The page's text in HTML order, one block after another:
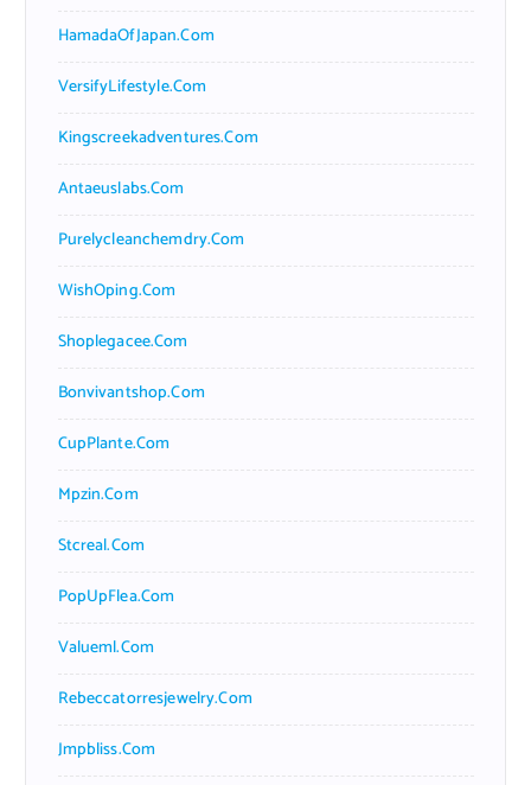
HamadaOfJapan.com
VersifyLifestyle.com
Kingscreekadventures.com
Antaeuslabs.com
Purelycleanchemdry.com
WishOping.com
Shoplegacee.com
Bonvivantshop.com
CupPlante.com
Mpzin.com
Stcreal.com
PopUpFlea.com
Valueml.com
Rebeccatorresjewelry.com
Jmpbliss.com